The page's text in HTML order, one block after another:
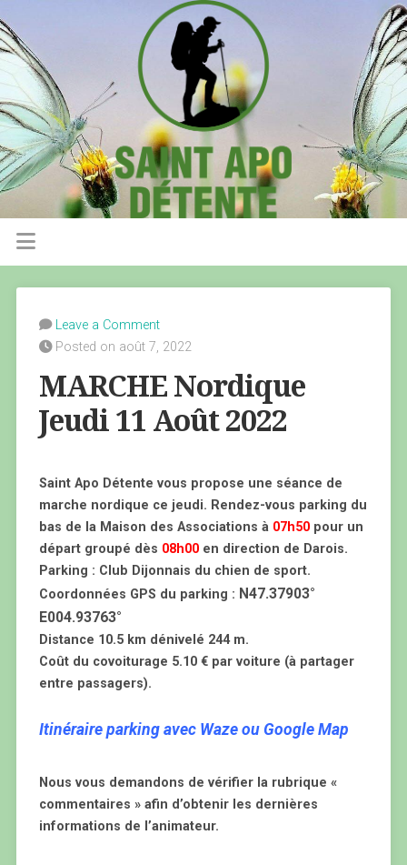
Leave a Comment
Posted on août 7, 2022
MARCHE Nordique
Jeudi 11 Août 2022
Saint Apo Détente vous propose une séance de
marche nordique ce jeudi. Rendez-vous parking du
bas de la Maison des Associations à 07h50pour un
départ groupé dès 08h00en direction de Darois.
Parking : Club Dijonnais du chien de sport.
Coordonnées GPS du parking : N47.37903°
E004.93763°
Distance 10.5 km dénivelé 244 m.
Coût du covoiturage 5.10 € par voiture (à partager
entre passagers).
Itinéraire parking avec Waze ou Google Map
Nous vous demandons de vérifier la rubrique «
commentaires » afin d’obtenir les dernières
informations de l’animateur.